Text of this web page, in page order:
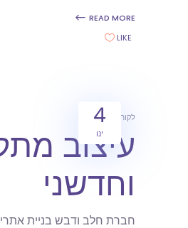
READ MORE
LIKE
4
ינו
לקוחות מאמרים
עיצוב
וחדשני
חברת חלב ודבש בניית